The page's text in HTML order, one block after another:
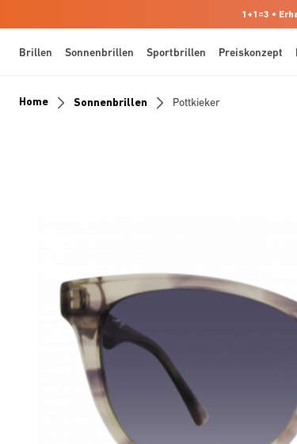
1+1=3 •
Brillen Sonnenbrillen Sportbrillen Preiskonzept
Home Sonnenbrillen Pottkieker